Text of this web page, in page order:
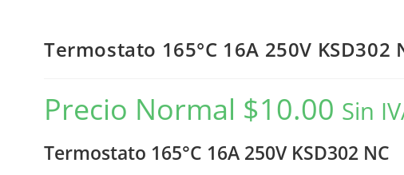
Termostato 165°C 16A 250V KSD302
Precio Normal $10.00 Sin
Termostato 165°C 16A 250V KSD302 NC